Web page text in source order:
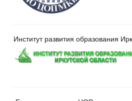
Институт развития образования